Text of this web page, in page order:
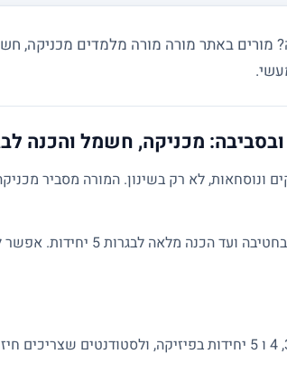
מכניקה, חשמל והכנה
ונוסחאות, לא רק בשינון. המורה מסביר
השיעורים מותאמים לרמת התלמיד:
מתאים לתלמידי חטיבה ותיכון, למתכוננים לבגרות 3, 4 ו 5 יחידות